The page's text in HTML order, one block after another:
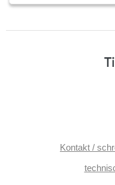
Kontakt /